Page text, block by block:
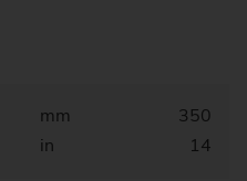
mm
in
350
14